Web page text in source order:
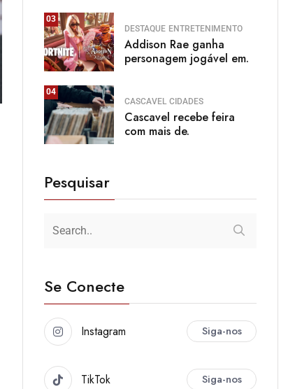
03
DESTAQUE ENTRETENIMENTO
Addison Rae ganha
personagem jogável em.
04
CASCAVEL CIDADES
Cascavel recebe feira
com mais de.
Pesquisar
Se Conecte
Instagram Siga-nos
TikTok Siga-nos